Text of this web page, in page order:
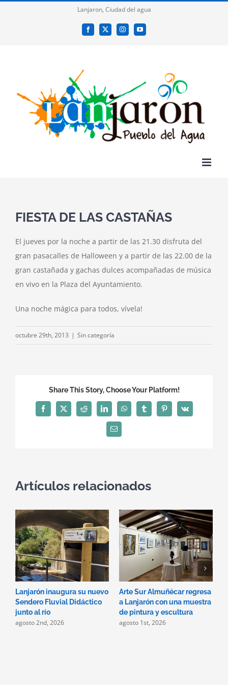
Lanjaron, Ciudad del agua
Facebook
X InstagramYouTube
FIESTA DE LAS CASTAÑAS
El jueves por la noche a partir de las 21.30 disfruta del
gran pasacalles de Halloween y a partir de las 22.00 de la
gran castañada y gachas dulces acompañadas de música
en vivo en la Plaza del Ayuntamiento.
Una noche mágica para todos, vívela!
octubre 29th, 2013 | Sin categoría
Share This Story, Choose Your Platform!
Facebook
X Reddit LinkedInWhatsAppTumblrPinterest
Vk
Correo
electrónico
Artículos relacionados
Lanjarón inaugura su nuevo
Sendero Fluvial Didáctico
junto al río
agosto 2nd, 2026
Arte Sur Almuñécar regresa
a Lanjarón con una muestra
de pintura y escultura
agosto 1st, 2026